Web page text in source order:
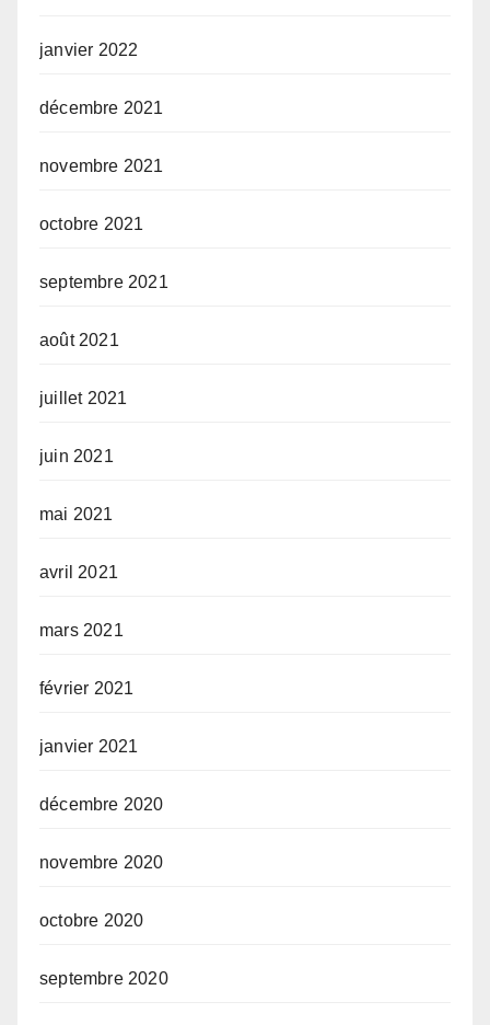
janvier 2022
décembre 2021
novembre 2021
octobre 2021
septembre 2021
août 2021
juillet 2021
juin 2021
mai 2021
avril 2021
mars 2021
février 2021
janvier 2021
décembre 2020
novembre 2020
octobre 2020
septembre 2020